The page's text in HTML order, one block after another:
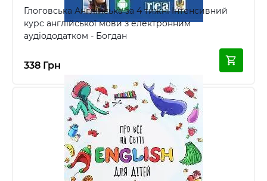
Глоговська Англійська за 4 тижні Інтенсивний
курс англійської мови з електронним
аудіододатком - Богдан
338 Грн